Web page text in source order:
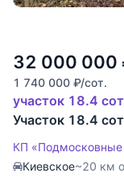
32 000 000
1 740 000 ₽/сот.
участок 18.4
Участок 18.4
КП «Подмосковные
Киевское~20 км